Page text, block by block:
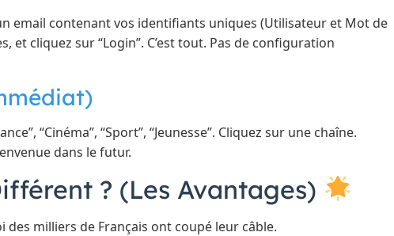
email contenant vos identifiants uniques (Utilisateur et Mot de
et cliquez sur “Login”. C’est tout. Pas de configuration
“Cinéma”, “Sport”, “Jeunesse”. Cliquez sur une chaîne.
dans le futur.
? (Les Avantages)
milliers de Français ont coupé leur câble.